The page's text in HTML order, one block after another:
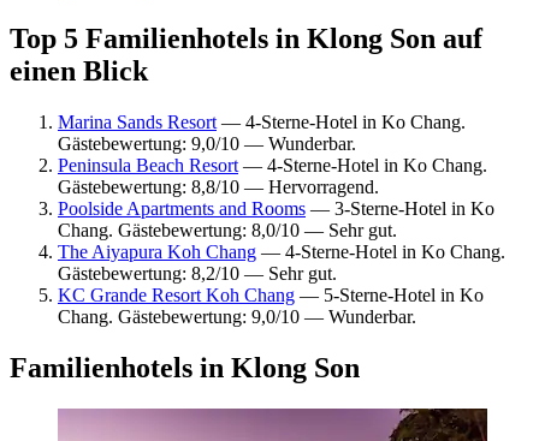
Top 5 Familienhotels in Klong Son auf
einen Blick
Marina Sands Resort — 4-Sterne-Hotel in Ko Chang.
Gästebewertung: 9,0/10 — Wunderbar.
Peninsula Beach Resort — 4-Sterne-Hotel in Ko Chang.
Gästebewertung: 8,8/10 — Hervorragend.
Poolside Apartments and Rooms — 3-Sterne-Hotel in Ko
Chang. Gästebewertung: 8,0/10 — Sehr gut.
The Aiyapura Koh Chang — 4-Sterne-Hotel in Ko Chang.
Gästebewertung: 8,2/10 — Sehr gut.
KC Grande Resort Koh Chang — 5-Sterne-Hotel in Ko
Chang. Gästebewertung: 9,0/10 — Wunderbar.
Familienhotels in Klong Son